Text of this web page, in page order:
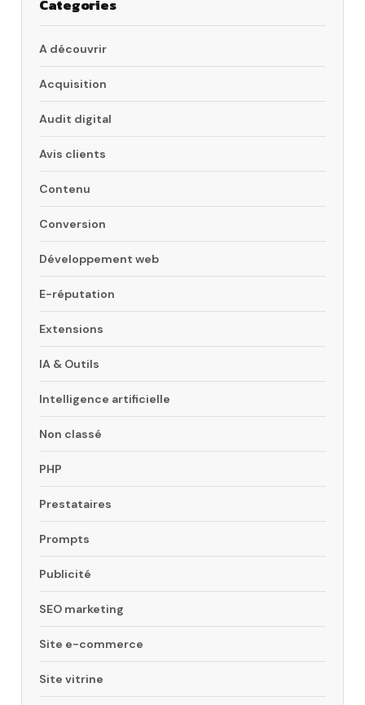
Categories
A découvrir
Acquisition
Audit digital
Avis clients
Contenu
Conversion
Développement web
E-réputation
Extensions
IA & Outils
Intelligence artificielle
Non classé
PHP
Prestataires
Prompts
Publicité
SEO marketing
Site e-commerce
Site vitrine